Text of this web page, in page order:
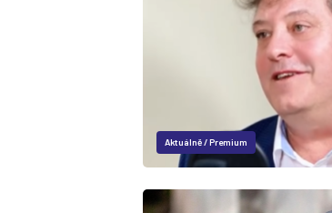
Aktuálně/Premium